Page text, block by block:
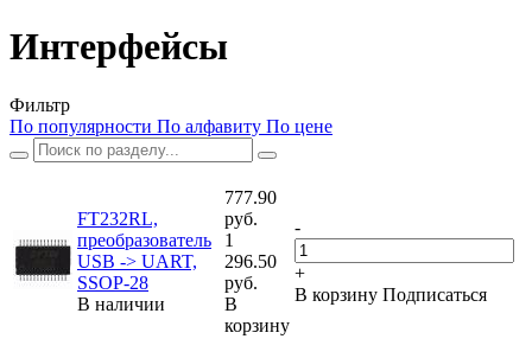
Интерфейсы
Фильтр
По популярности По алфавиту По цене
FT232RL,
преобразователь
USB -> UART,
SSOP-28
В наличии
777.90
руб.
1
296.50
руб.
В
корзину
-
+
В корзину Подписаться